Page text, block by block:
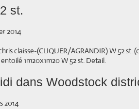
st.
2014
claisse-(CLIQUER/AGRANDIR) W 52 st.
1m20x1m20 W 52 st. Detail.
dans Woodstock
2014